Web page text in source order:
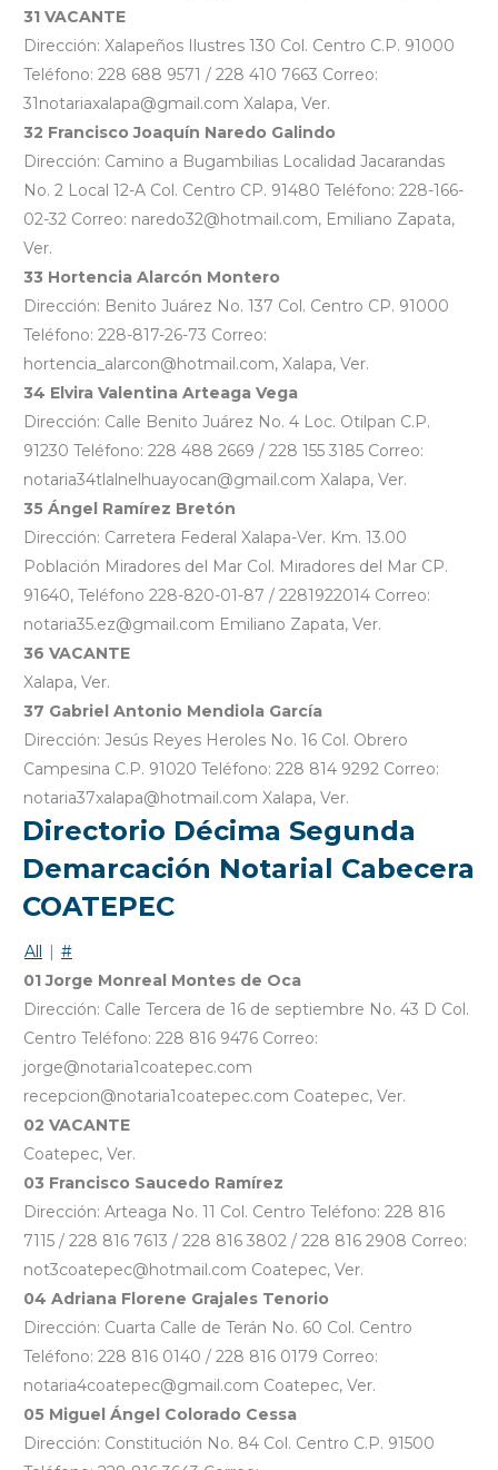
31 VACANTE
Dirección: Xalapeños Ilustres 130 Col. Centro C.P. 91000
Teléfono: 228 688 9571 / 228 410 7663 Correo:
31notariaxalapa@gmail.com Xalapa, Ver.
32 Francisco Joaquín Naredo Galindo
Dirección: Camino a Bugambilias Localidad Jacarandas
No. 2 Local 12-A Col. Centro CP. 91480 Teléfono: 228-166-
02-32 Correo: naredo32@hotmail.com, Emiliano Zapata,
Ver.
33 Hortencia Alarcón Montero
Dirección: Benito Juárez No. 137 Col. Centro CP. 91000
Teléfono: 228-817-26-73 Correo:
hortencia_alarcon@hotmail.com, Xalapa, Ver.
34 Elvira Valentina Arteaga Vega
Dirección: Calle Benito Juárez No. 4 Loc. Otilpan C.P.
91230 Teléfono: 228 488 2669 / 228 155 3185 Correo:
notaria34tlalnelhuayocan@gmail.com Xalapa, Ver.
35 Ángel Ramírez Bretón
Dirección: Carretera Federal Xalapa-Ver. Km. 13.00
Población Miradores del Mar Col. Miradores del Mar CP.
91640, Teléfono 228-820-01-87 / 2281922014 Correo:
notaria35.ez@gmail.com Emiliano Zapata, Ver.
36 VACANTE
Xalapa, Ver.
37 Gabriel Antonio Mendiola García
Dirección: Jesús Reyes Heroles No. 16 Col. Obrero
Campesina C.P. 91020 Teléfono: 228 814 9292 Correo:
notaria37xalapa@hotmail.com Xalapa, Ver.
Directorio Décima Segunda
Demarcación Notarial Cabecera
COATEPEC
All | #
01 Jorge Monreal Montes de Oca
Dirección: Calle Tercera de 16 de septiembre No. 43 D Col.
Centro Teléfono: 228 816 9476 Correo:
jorge@notaria1coatepec.com
recepcion@notaria1coatepec.com Coatepec, Ver.
02 VACANTE
Coatepec, Ver.
03 Francisco Saucedo Ramírez
Dirección: Arteaga No. 11 Col. Centro Teléfono: 228 816
7115 / 228 816 7613 / 228 816 3802 / 228 816 2908 Correo:
not3coatepec@hotmail.com Coatepec, Ver.
04 Adriana Florene Grajales Tenorio
Dirección: Cuarta Calle de Terán No. 60 Col. Centro
Teléfono: 228 816 0140 / 228 816 0179 Correo:
notaria4coatepec@gmail.com Coatepec, Ver.
05 Miguel Ángel Colorado Cessa
Dirección: Constitución No. 84 Col. Centro C.P. 91500